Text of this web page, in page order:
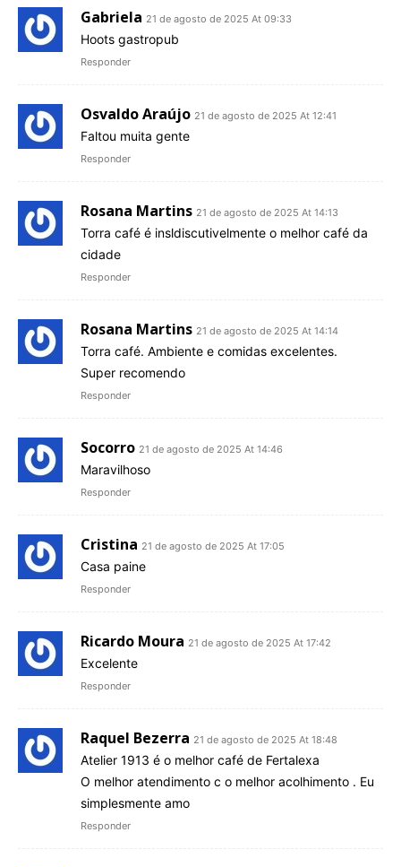
Gabriela 21 de agosto de 2025 At 09:33
Hoots gastropub
Responder
Osvaldo Araújo 21 de agosto de 2025 At 12:41
Faltou muita gente
Responder
Rosana Martins 21 de agosto de 2025 At 14:13
Torra café é insldiscutivelmente o melhor café da
cidade
Responder
Rosana Martins 21 de agosto de 2025 At 14:14
Torra café. Ambiente e comidas excelentes.
Super recomendo
Responder
Socorro 21 de agosto de 2025 At 14:46
Maravilhoso
Responder
Cristina 21 de agosto de 2025 At 17:05
Casa paine
Responder
Ricardo Moura 21 de agosto de 2025 At 17:42
Excelente
Responder
Raquel Bezerra 21 de agosto de 2025 At 18:48
Atelier 1913 é o melhor café de Fertalexa
O melhor atendimento c o melhor acolhimento . Eu
simplesmente amo
Responder